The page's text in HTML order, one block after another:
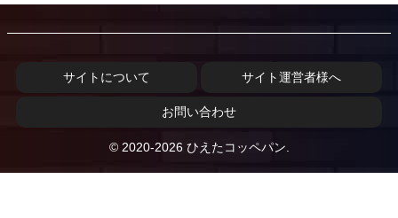
サイトについて サイト運営者様へ
お問い合わせ
© 2020-2026 ひえたコッペパン.